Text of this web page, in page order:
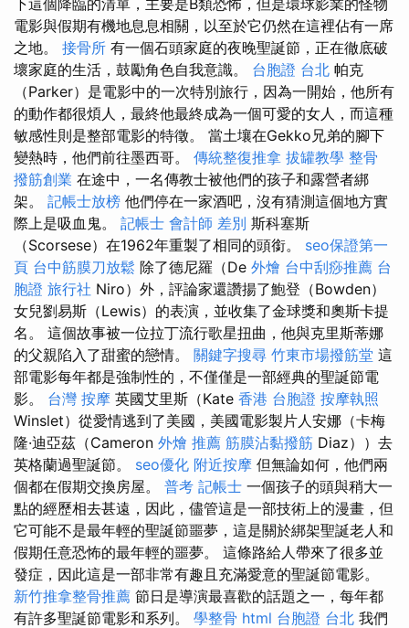
下這個降臨的清單，主要是B類恐怖，但是環球影業的怪物
電影與假期有機地息息相關，以至於它仍然在這裡佔有一席
之地。 接骨所 有一個石頭家庭的夜晚聖誕節，正在徹底破
壞家庭的生活，鼓勵角色自我意識。 台胞證 台北 帕克
（Parker）是電影中的一次特別旅行，因為一開始，他所有
的動作都很煩人，最終他最終成為一個可愛的女人，而這種
敏感性則是整部電影的特徵。 當土壤在Gekko兄弟的腳下
變熱時，他們前往墨西哥。 傳統整復推拿 拔罐教學 整骨
撥筋創業 在途中，一名傳教士被他們的孩子和露營者綁
架。 記帳士放榜 他們停在一家酒吧，沒有猜測這個地方實
際上是吸血鬼。 記帳士 會計師 差別 斯科塞斯
（Scorsese）在1962年重製了相同的頭銜。 seo保證第一
頁 台中筋膜刀放鬆 除了德尼羅（De 外燴 台中刮痧推薦 台
胞證 旅行社 Niro）外，評論家還讚揚了鮑登（Bowden）
女兒劉易斯（Lewis）的表演，並收集了金球獎和奧斯卡提
名。 這個故事被一位拉丁流行歌星扭曲，他與克里斯蒂娜
的父親陷入了甜蜜的戀情。 關鍵字搜尋 竹東市場撥筋堂 這
部電影每年都是強制性的，不僅僅是一部經典的聖誕節電
影。 台灣 按摩 英國艾里斯（Kate 香港 台胞證 按摩執照
Winslet）從愛情逃到了美國，美國電影製片人安娜（卡梅
隆·迪亞茲（Cameron 外燴 推薦 筋膜沾黏撥筋 Diaz））去
英格蘭過聖誕節。 seo優化 附近按摩 但無論如何，他們兩
個都在假期交換房屋。 普考 記帳士 一個孩子的頭與稍大一
點的經歷相去甚遠，因此，儘管這是一部技術上的漫畫，但
它可能不是最年輕的聖誕節噩夢，這是關於綁架聖誕老人和
假期任意恐怖的最年輕的噩夢。 這條路給人帶來了很多並
發症，因此這是一部非常有趣且充滿愛意的聖誕節電影。
新竹推拿整骨推薦 節日是導演最喜歡的話題之一，每年都
有許多聖誕節電影和系列。 學整骨 html 台胞證 台北 我們